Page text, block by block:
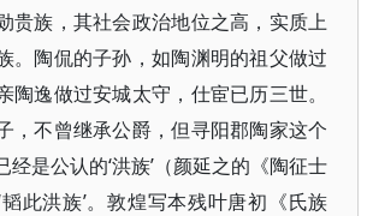
贵族，其社会政治地位之高，实质上
。陶侃的子孙，如陶渊明的祖父做过
陶逸做过安城太守，仕宦已历三世。
，不曾继承公爵，但寻阳郡陶家这个
经是公认的‘洪族’（颜延之的《陶征士
此洪族’。敦煌写本残叶唐初《氏族